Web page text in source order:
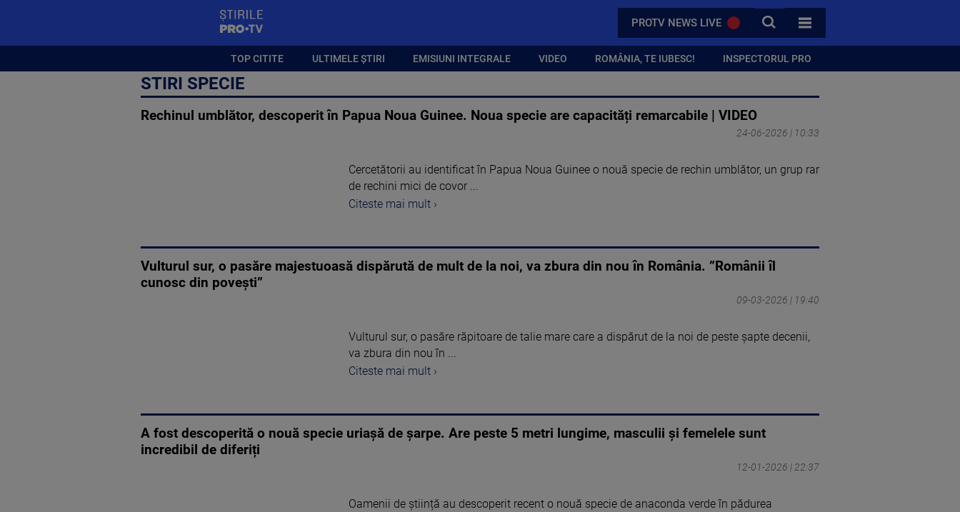
PROTV NEWS LIVE CAUTA
TOATE CATEGORIILE
TOP CITITE ULTIMELE ȘTIRI EMISIUNI INTEGRALE VIDEO ROMÂNIA, TE IUBESC! INSPECTORUL PRO
STIRI SPECIE
Rechinul umblător, descoperit în Papua Noua Guinee. Noua specie are capacități remarcabile | VIDEO
24-06-2026 | 10:33
Cercetătorii au identificat în Papua Noua Guinee o nouă specie de rechin umblător, un grup rar
de rechini mici de covor ...
Citeste mai mult ›
Vulturul sur, o pasăre majestuoasă dispărută de mult de la noi, va zbura din nou în România. ”Românii îl
cunosc din povești”
09-03-2026 | 19:40
Vulturul sur, o pasăre răpitoare de talie mare care a dispărut de la noi de peste șapte decenii,
va zbura din nou în ...
Citeste mai mult ›
A fost descoperită o nouă specie uriașă de șarpe. Are peste 5 metri lungime, masculii și femelele sunt
incredibil de diferiți
12-01-2026 | 22:37
Oamenii de știință au descoperit recent o nouă specie de anaconda verde în pădurea